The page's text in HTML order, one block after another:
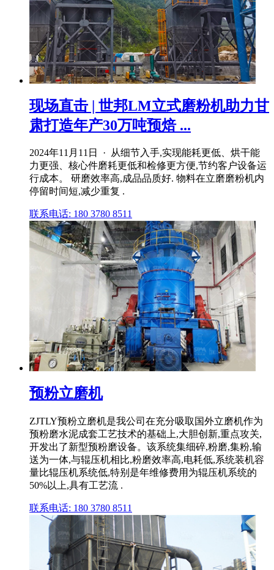
现场直击 | 世邦LM立式磨粉机助力甘
肃打造年产30万吨预焙 ...
2024年11月11日 · 从细节入手,实现能耗更低、烘干能
力更强、核心件磨耗更低和检修更方便,节约客户设备运
行成本。 研磨效率高,成品品质好. 物料在立磨磨粉机内
停留时间短,减少重复 .
联系电话: 180 3780 8511
预粉立磨机
ZJTLY预粉立磨机是我公司在充分吸取国外立磨机作为
预粉磨水泥成套工艺技术的基础上,大胆创新,重点攻关,
开发出了新型预粉磨设备。该系统集细碎,粉磨,集粉,输
送为一体,与辊压机相比,粉磨效率高,电耗低,系统装机容
量比辊压机系统低,特别是年维修费用为辊压机系统的
50%以上,具有工艺流 .
联系电话: 180 3780 8511